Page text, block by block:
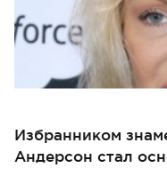
Избранником
Андерсон стал